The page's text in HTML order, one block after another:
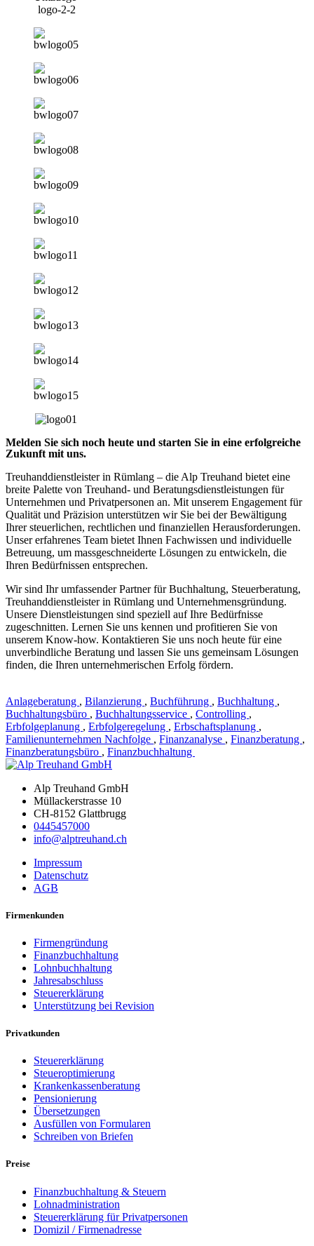
Melden Sie sich noch heute und starten Sie in eine erfolgreiche
Zukunft mit uns.
Treuhanddienstleister in Rümlang – die Alp Treuhand bietet eine
breite Palette von Treuhand- und Beratungsdienstleistungen für
Unternehmen und Privatpersonen an. Mit unserem Engagement für
Qualität und Präzision unterstützen wir Sie bei der Bewältigung
Ihrer steuerlichen, rechtlichen und finanziellen Herausforderungen.
Unser erfahrenes Team bietet Ihnen Fachwissen und individuelle
Betreuung, um massgeschneiderte Lösungen zu entwickeln, die
Ihren Bedürfnissen entsprechen.
Wir sind Ihr umfassender Partner für Buchhaltung, Steuerberatung,
Treuhanddienstleister in Rümlang und Unternehmensgründung.
Unsere Dienstleistungen sind speziell auf Ihre Bedürfnisse
zugeschnitten. Lernen Sie uns kennen und profitieren Sie von
unserem Know-how. Kontaktieren Sie uns noch heute für eine
unverbindliche Beratung und lassen Sie uns gemeinsam Lösungen
finden, die Ihren unternehmerischen Erfolg fördern.
Anlageberatung , Bilanzierung , Buchführung , Buchhaltung ,
Buchhaltungsbüro , Buchhaltungsservice , Controlling ,
Erbfolgeplanung , Erbfolgeregelung , Erbschaftsplanung ,
Familienunternehmen Nachfolge , Finanzanalyse , Finanzberatung ,
Finanzberatungsbüro , Finanzbuchhaltung
Alp Treuhand GmbH
Müllackerstrasse 10
CH-8152 Glattbrugg
0445457000
info@alptreuhand.ch
Impressum
Datenschutz
AGB
Firmenkunden
Firmengründung
Finanzbuchhaltung
Lohnbuchhaltung
Jahresabschluss
Steuererklärung
Unterstützung bei Revision
Privatkunden
Steuererklärung
Steueroptimierung
Krankenkassenberatung
Pensionierung
Übersetzungen
Ausfüllen von Formularen
Schreiben von Briefen
Preise
Finanzbuchhaltung & Steuern
Lohnadministration
Steuererklärung für Privatpersonen
Domizil / Firmenadresse